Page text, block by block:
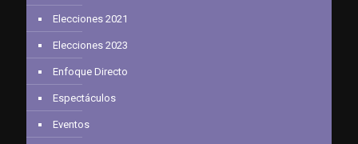
Elecciones 2021
Elecciones 2023
Enfoque Directo
Espectáculos
Eventos